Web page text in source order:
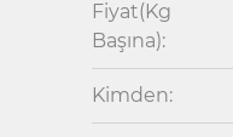
Fiyat(Kg
Başına):
Kimden: